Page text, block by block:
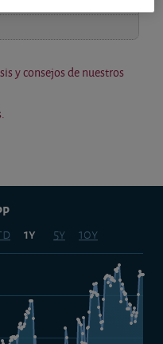
y consejos de nuestros
1y 5y 10y